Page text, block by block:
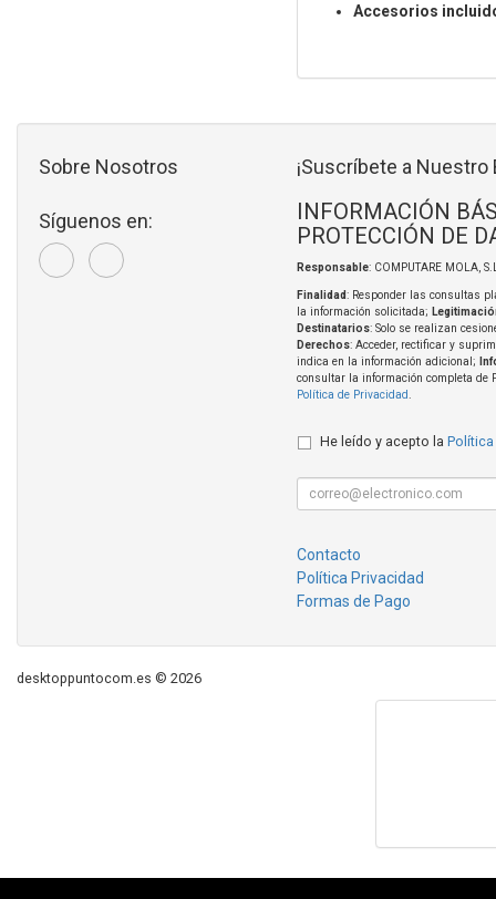
Accesorios
Sobre Nosotros
Síguenos en:
¡Suscríbete a Nuestro
INFORMACIÓN
PROTECCIÓN DE
Responsable: COMPUTARE MOLA,
Finalidad: Responder las consultas
la información solicitada;
Destinatarios: Solo se realizan
Derechos: Acceder, rectificar y
indica en la información adicional;
consultar la información completa de
Política de Privacidad
He leído y acepto la Política
Contacto
Política Privacidad
Formas de Pago
desktoppuntocom.es © 2026